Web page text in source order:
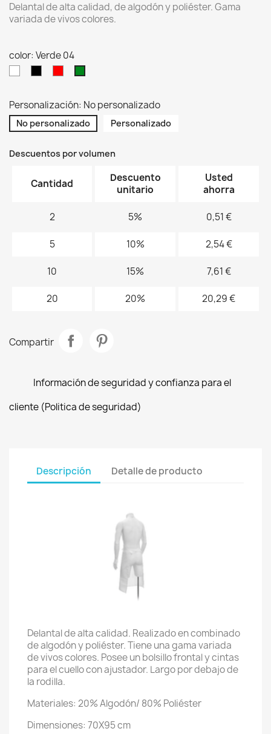
Delantal de alta calidad, de algodón y poliéster. Gama
variada de vivos colores.
color: Verde 04
Personalización: No personalizado
No personalizado Personalizado
Descuentos por volumen
Cantidad
Descuento
unitario
Usted
ahorra
2 5% 0,51 €
5 10% 2,54 €
10 15% 7,61 €
20 20% 20,29 €
Compartir
Información de seguridad y confianza para el
cliente (Politica de seguridad)
Descripción Detalle de producto
Delantal de alta calidad. Realizado en combinado
de algodón y poliéster. Tiene una gama variada
de vivos colores. Posee un bolsillo frontal y cintas
para el cuello con ajustador. Largo por debajo de
la rodilla.
Materiales: 20% Algodón/ 80% Poliéster
Dimensiones: 70X95 cm